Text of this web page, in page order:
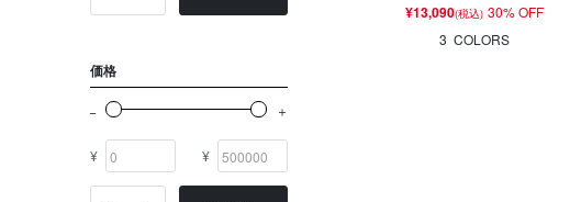
価格
¥ ¥
¥13,090(税込) 30% OFF
3 COLORS